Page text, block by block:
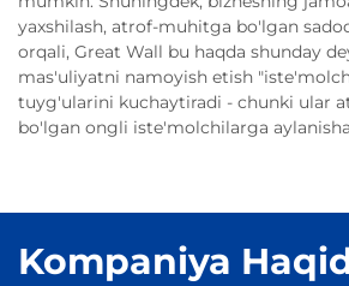
yaxshilash, atrof-muhitga bo'lgan
orqali, Great Wall bu haqda shunday
mas'uliyatni namoyish etish
tuyg'ularini kuchaytiradi - chunki ular
bo'lgan ongli iste'molchilarga
Kompaniya